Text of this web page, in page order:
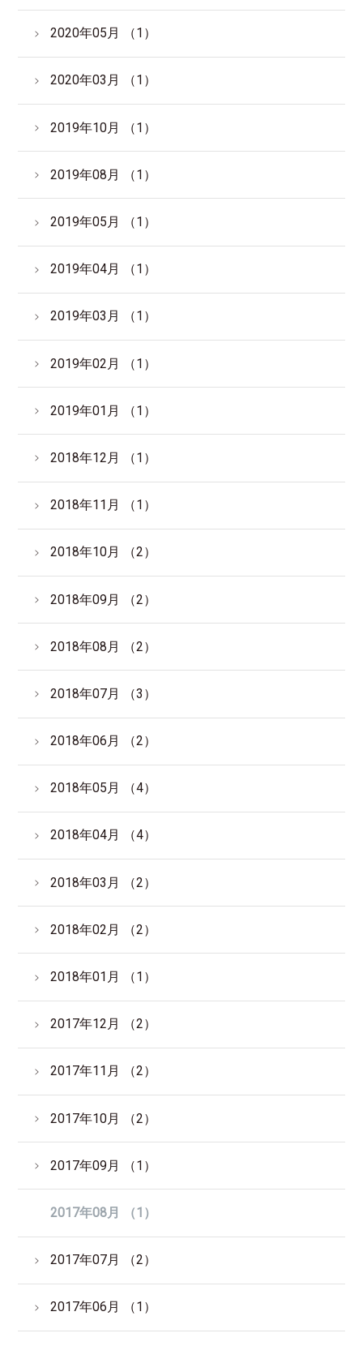
2020年05月 （1）
2020年03月 （1）
2019年10月 （1）
2019年08月 （1）
2019年05月 （1）
2019年04月 （1）
2019年03月 （1）
2019年02月 （1）
2019年01月 （1）
2018年12月 （1）
2018年11月 （1）
2018年10月 （2）
2018年09月 （2）
2018年08月 （2）
2018年07月 （3）
2018年06月 （2）
2018年05月 （4）
2018年04月 （4）
2018年03月 （2）
2018年02月 （2）
2018年01月 （1）
2017年12月 （2）
2017年11月 （2）
2017年10月 （2）
2017年09月 （1）
2017年08月 （1）
2017年07月 （2）
2017年06月 （1）